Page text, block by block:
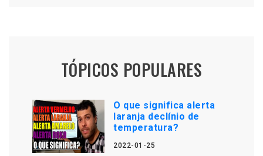
TÓPICOS POPULARES
O que significa alerta
laranja declínio de
temperatura?
2022-01-25